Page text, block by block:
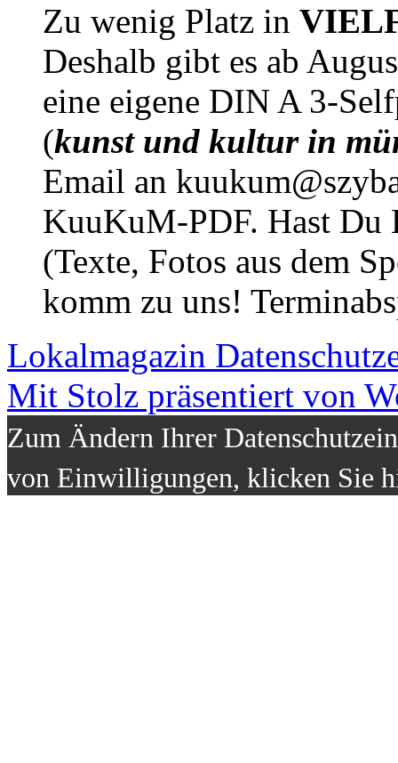
Zu wenig Platz in
Deshalb gibt es ab
eine eigene DIN A 3-
(kunst und kultur in
Email an
KuuKuM-PDF. Hast Du
(Texte, Fotos aus dem
komm zu uns!
Lokalmagazin
Mit Stolz präsentiert von
Zum Ändern Ihrer
von Einwilligungen, klicken Sie